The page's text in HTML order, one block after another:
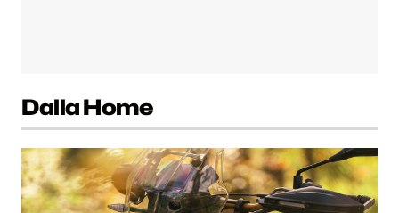
Dalla Home